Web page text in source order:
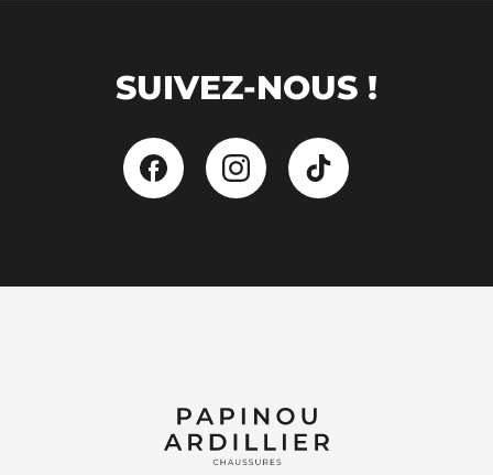
SUIVEZ-NOUS !